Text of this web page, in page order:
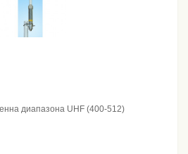
диапазона UHF (400-512)